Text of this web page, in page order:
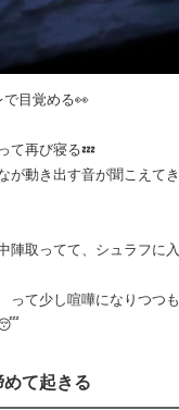
で目覚める👀
て再び寝る💤
が動き出す音が聞こえて
陣取ってて、シュラフに
て少し喧嘩になりつつも
😴
て起きる